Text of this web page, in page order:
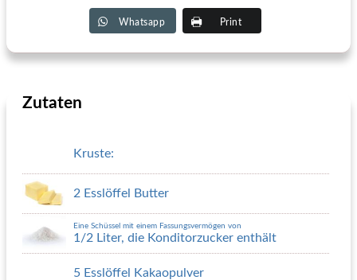
Whatsapp Print
Zutaten
Kruste:
2 Esslöffel Butter
Eine Schüssel mit einem Fassungsvermögen von
1/2 Liter, die Konditorzucker enthält
5 Esslöffel Kakaopulver